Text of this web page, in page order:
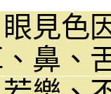
見色
、鼻